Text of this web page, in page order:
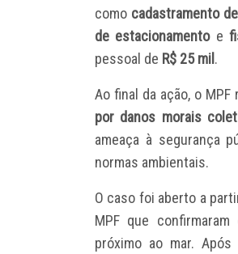
como cadastramento
de estacionamentoe
pessoal de R$ 25 mil.
Ao final da ação, o MPF
por danos morais
ameaça à segurança
normas ambientais.
O caso foi aberto a
MPF que
próximo ao mar.